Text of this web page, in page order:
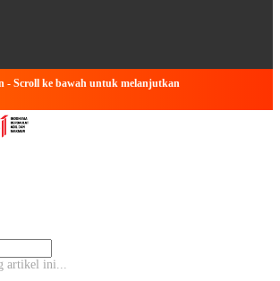
- Scroll ke bawah untuk melanjutkan